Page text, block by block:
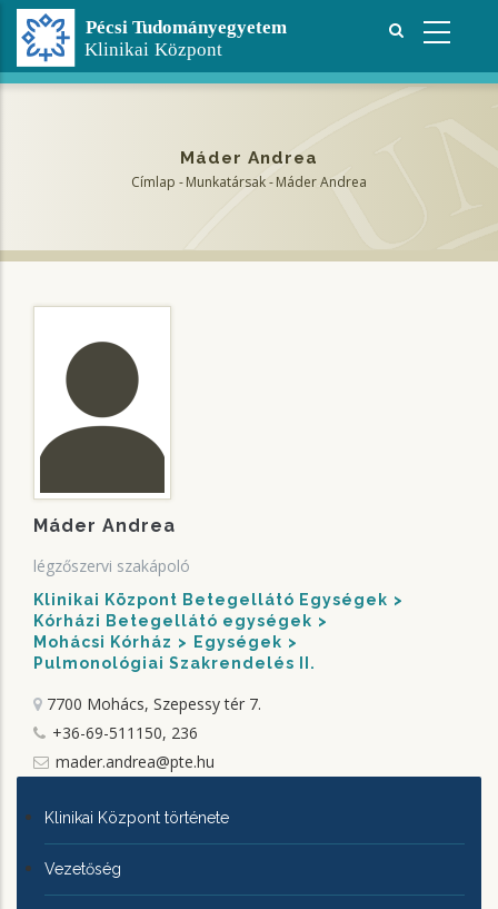
Ugrás
tartalomra
Máder Andrea
Címlap -Munkatársak-Máder Andrea
Máder Andrea
légzőszervi szakápoló
Klinikai Központ Betegellátó Egységek
Kórházi Betegellátó egységek
Mohácsi Kórház
Egységek
Pulmonológiai Szakrendelés II.
7700 Mohács, Szepessy tér 7.
+36-69-511150, 236
mader.andrea@pte.hu
KLINIKAI
KÖZPONTRÓL
Klinikai Központ története
Vezetőség